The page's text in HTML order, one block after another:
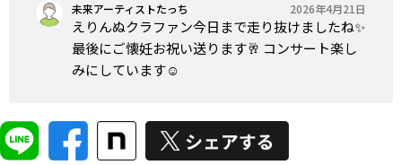
未来アーティストたっち 2026年4月21日
えりんぬクラファン今日まで走り抜けましたね✨
最後にご懐妊お祝い送ります🥂 コンサート楽し
みにしています☺️